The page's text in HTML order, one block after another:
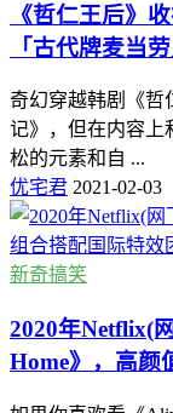
《哲仁王后》
「古代牌麦当
奇幻穿越韩剧《哲
记》，但在内容上
松的元素和自 ...
优宅君 2021-02-03
新奇搞笑
2020年Netflix(
Home》，高颜